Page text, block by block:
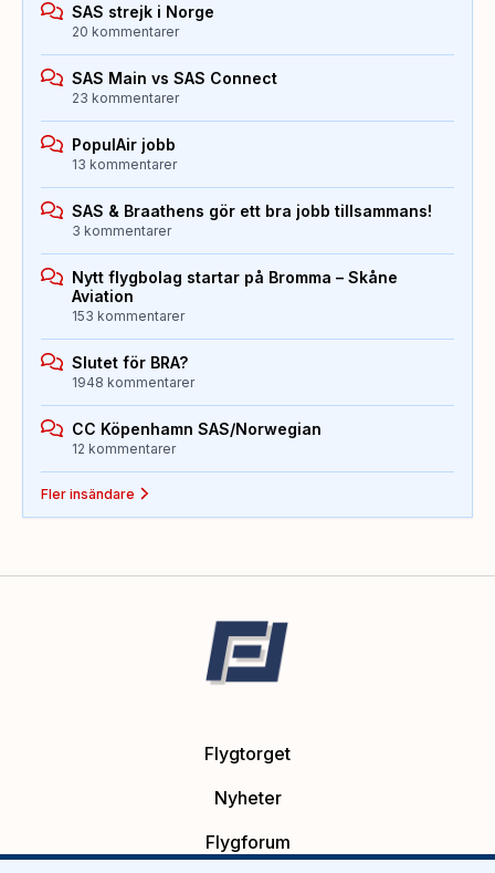
SAS strejk i Norge
20 kommentarer
SAS Main vs SAS Connect
23 kommentarer
PopulAir jobb
13 kommentarer
SAS & Braathens gör ett bra jobb tillsammans!
3 kommentarer
Nytt flygbolag startar på Bromma – Skåne
Aviation
153 kommentarer
Slutet för BRA?
1948 kommentarer
CC Köpenhamn SAS/Norwegian
12 kommentarer
Fler insändare
Flygtorget
Nyheter
Flygforum